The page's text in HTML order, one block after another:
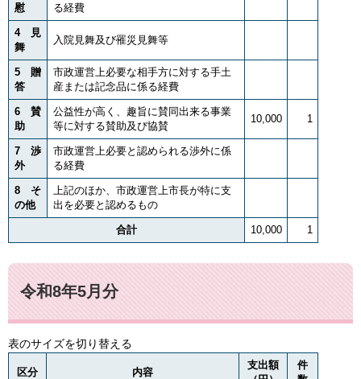
慰
る経費
4 見
舞
入院見舞及び罹災見舞等
5 贈
答
市政運営上必要な相手方に対する手土
産または記念品に係る経費
6 賛
助
公益性が高く、趣旨に賛同出来る事業
等に対する賛助及び協賛
10,000 1
7 渉
外
市政運営上必要と認められる渉外に係
る経費
8 そ
の他
上記のほか、市政運営上市長が特に支
出を必要と認めるもの
合計 10,000 1
令和8年5月分
表のサイズを切り替える
区分 内容
支出額
件